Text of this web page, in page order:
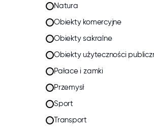
Natura
Obiekty komercyjne
Obiekty sakralne
Obiekty użyteczności
Pałace i zamki
Przemysł
Sport
Transport